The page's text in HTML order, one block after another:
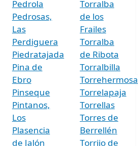
Pedrola
Pedrosas,
Las
Perdiguera
Piedratajada
Pina de
Ebro
Pinseque
Pintanos,
Los
Plasencia
de Jalón
Torralba
de los
Frailes
Torralba
de Ribota
Torralbilla
Torrehermosa
Torrelapaja
Torrellas
Torres de
Berrellén
Torrijo de